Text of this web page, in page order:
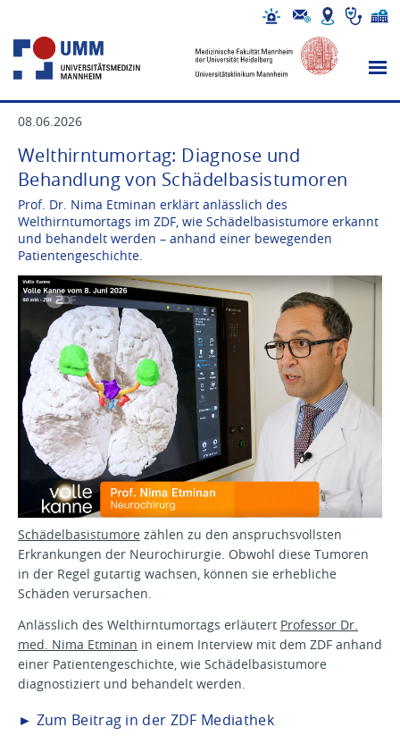
08.06.2026
Welthirntumortag: Diagnose und
Behandlung von Schädelbasistumoren
Prof. Dr. Nima Etminan erklärt anlässlich des
Welthirntumortags im ZDF, wie Schädelbasistumore erkannt
und behandelt werden – anhand einer bewegenden
Patientengeschichte.
Schädelbasistumore zählen zu den anspruchsvollsten
Erkrankungen der Neurochirurgie. Obwohl diese Tumoren
in der Regel gutartig wachsen, können sie erhebliche
Schäden verursachen.
Anlässlich des Welthirntumortags erläutert Professor Dr.
med. Nima Etminan in einem Interview mit dem ZDF anhand
einer Patientengeschichte, wie Schädelbasistumore
diagnostiziert und behandelt werden.
► Zum Beitrag in der ZDF Mediathek